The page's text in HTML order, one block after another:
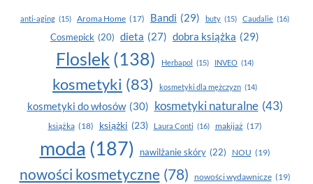
anti-aging (15) Aroma Home (17) Bandi (29) buty (15) Caudalie (16)
Cosmepick (20) dieta (27) dobra książka (29)
Floslek (138) Herbapol (15) INVEO (14)
kosmetyki (83) kosmetyki dla mężczyzn (14)
kosmetyki do włosów (30) kosmetyki naturalne (43)
książka (18) książki (23) Laura Conti (16) makijaż (17)
moda (187) nawilżanie skóry (22) NOU (19)
nowości kosmetyczne (78) nowości wydawnicze (19)